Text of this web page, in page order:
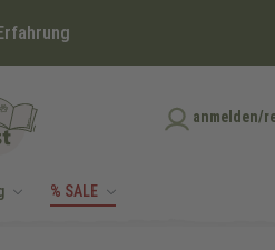
anmelden/
% SALE